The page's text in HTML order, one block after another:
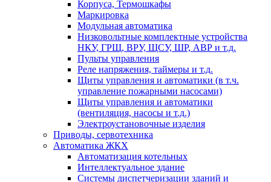
Корпуса, Термошкафы
Маркировка
Модульная автоматика
Низковольтные комплектные устройства
НКУ, ГРЩ, ВРУ, ЩСУ, ШР, АВР и т.д.
Пульты управления
Реле напряжения, таймеры и т.д.
Щиты управления и автоматики (в т.ч.
управление пожарными насосами)
Щиты управления и автоматики
(вентиляция, насосы и т.д.)
Электроустановочные изделия
Приводы, сервотехника
Автоматика ЖКХ
Автоматизация котельных
Интеллектуальное здание
Системы диспетчеризации зданий и